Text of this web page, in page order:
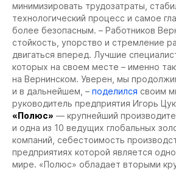
минимизировать трудозатраты,
технологический процесс и самое
более безопасным. – Работников
стойкость, упорство и стремление
двигаться вперед. Лучшие
которых на своем месте – именно
на Вернинском. Уверен, мы
и в дальнейшем, – поделился своим
руководитель предприятия Игорь
«Полюс» — крупнейший
и одна из 10 ведущих глобальных
компаний, себестоимость
предприятиях которой является
мире. «Полюс» обладает вторыми